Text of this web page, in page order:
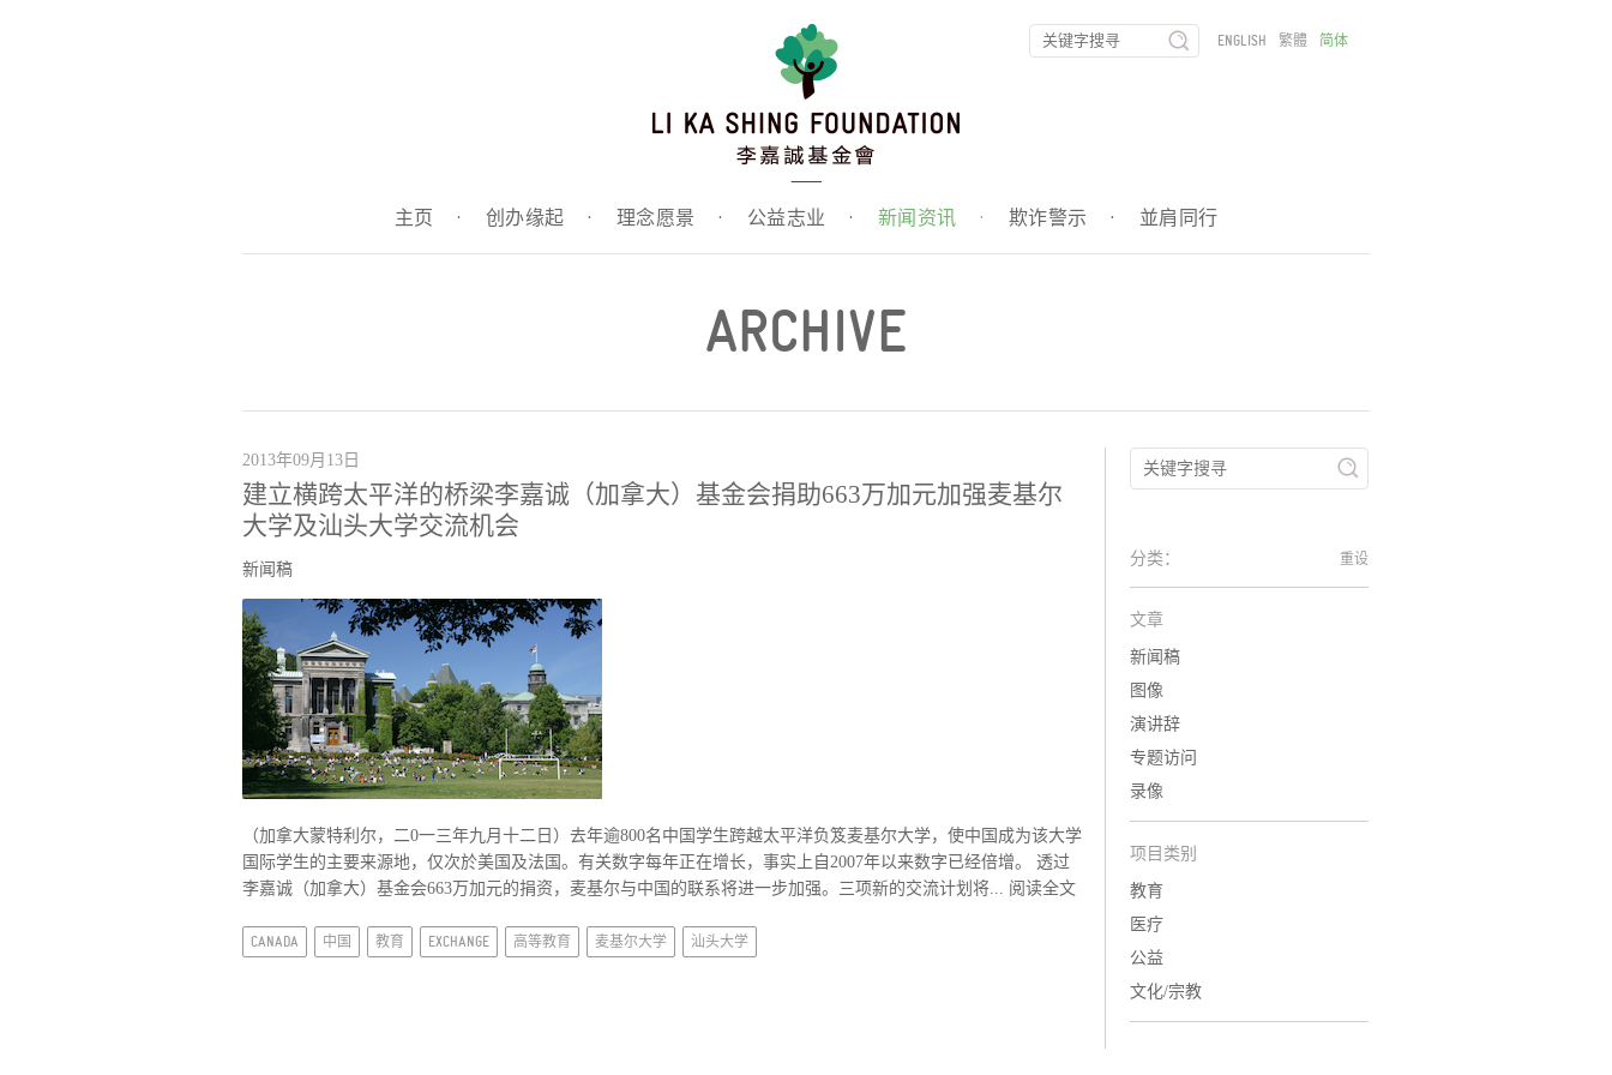
主页 · 创办缘起 · 理念愿景 · 公益志业 · 新闻资讯 · 欺诈警示 · 並肩同行
ENGLISH 繁體 简体
ARCHIVE
2013年09月13日
建立横跨太平洋的桥梁李嘉诚（加拿大）基金会捐助663万加元加强麦基尔
大学及汕头大学交流机会
新闻稿
（加拿大蒙特利尔，二0一三年九月十二日）去年逾800名中国学生跨越太平洋负笈麦基尔大学，使中国成为该大学
国际学生的主要来源地，仅次於美国及法国。有关数字每年正在增长，事实上自2007年以来数字已经倍增。 透过
李嘉诚（加拿大）基金会663万加元的捐资，麦基尔与中国的联系将进一步加强。三项新的交流计划将... 阅读全文
CANADA 中国 教育 EXCHANGE 高等教育 麦基尔大学 汕头大学
分类： 重设
文章
新闻稿
图像
演讲辞
专题访问
录像
项目类别
教育
医疗
公益
文化/宗教